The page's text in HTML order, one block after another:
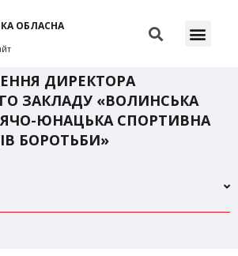
ОБЛАСНА
ДИРЕКТОРА
ЗАКЛАДУ «ВОЛИНСЬКА
ЮНАЦЬКА СПОРТИВНА
БОРОТЬБИ»